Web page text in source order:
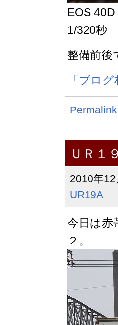
EOS
1/320秒
整備前後
「ブロ
Permalink
ＵＲ１
2010年
UR19A
今日は赤
２。